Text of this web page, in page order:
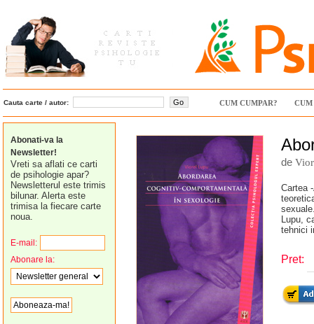
Cauta carte / autor: CUM CUMPAR? CUM
Abonati-va la
Newsletter!
Vreti sa aflati ce carti
de psihologie apar?
Newsletterul este trimis
bilunar. Alerta este
trimisa la fiecare carte
noua.
E-mail:
Abonare la:
de
Cartea
Lupu,
tehnici
Pret: